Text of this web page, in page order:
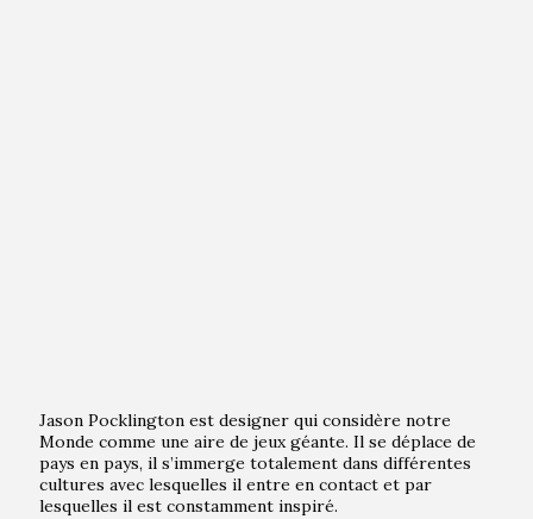
Jason Pocklington est designer qui considère notre
Monde comme une aire de jeux géante. Il se déplace de
pays en pays, il s’immerge totalement dans différentes
cultures avec lesquelles il entre en contact et par
lesquelles il est constamment inspiré.